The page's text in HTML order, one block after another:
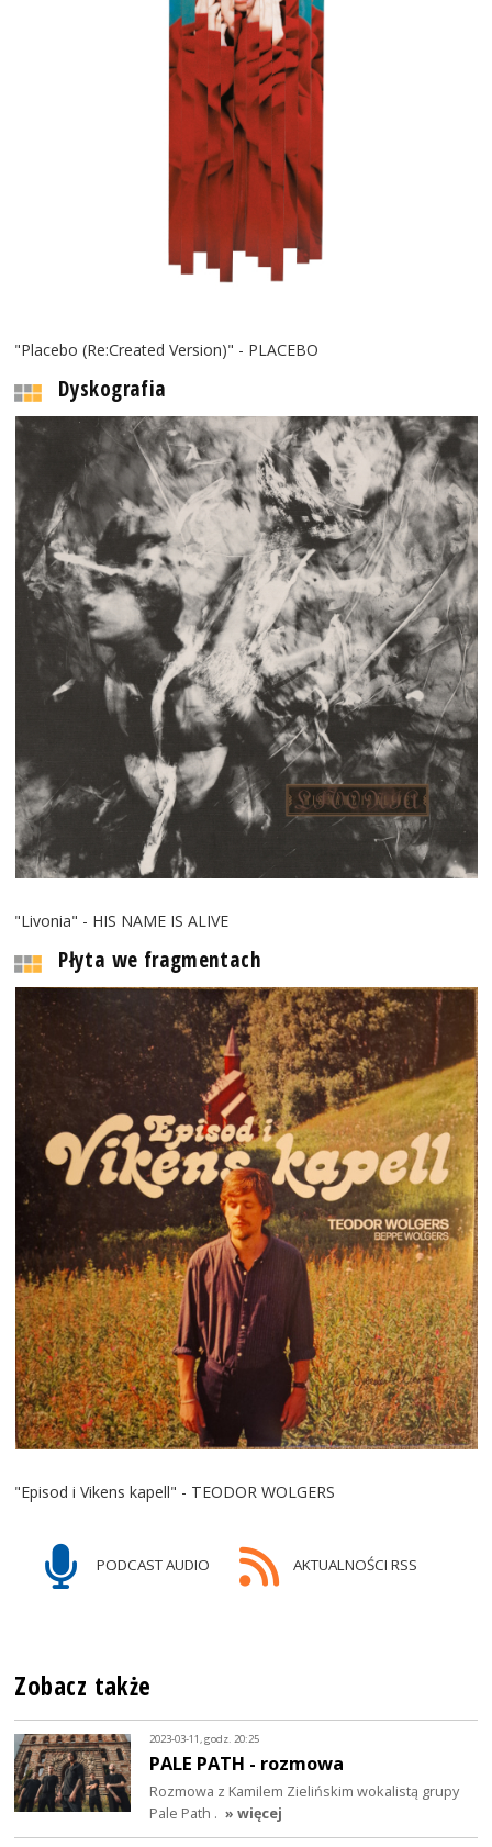
"Placebo (Re:Created Version)" - PLACEBO
Dyskografia
"Livonia" - HIS NAME IS ALIVE
Płyta we fragmentach
"Episod i Vikens kapell" - TEODOR WOLGERS
PODCAST AUDIO AKTUALNOŚCI RSS
Zobacz także
2023-03-11, godz. 20:25
PALE PATH - rozmowa
Rozmowa z Kamilem Zielińskim wokalistą grupy
Pale Path . » więcej